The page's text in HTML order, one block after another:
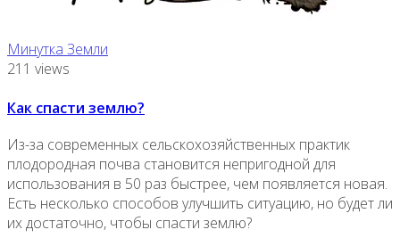
Минутка Земли
211 views
Как спасти землю?
Из-за современных сельскохозяйственных практик
плодородная почва становится непригодной для
использования в 50 раз быстрее, чем появляется новая.
Есть несколько способов улучшить ситуацию, но будет ли
их достаточно, чтобы спасти землю?